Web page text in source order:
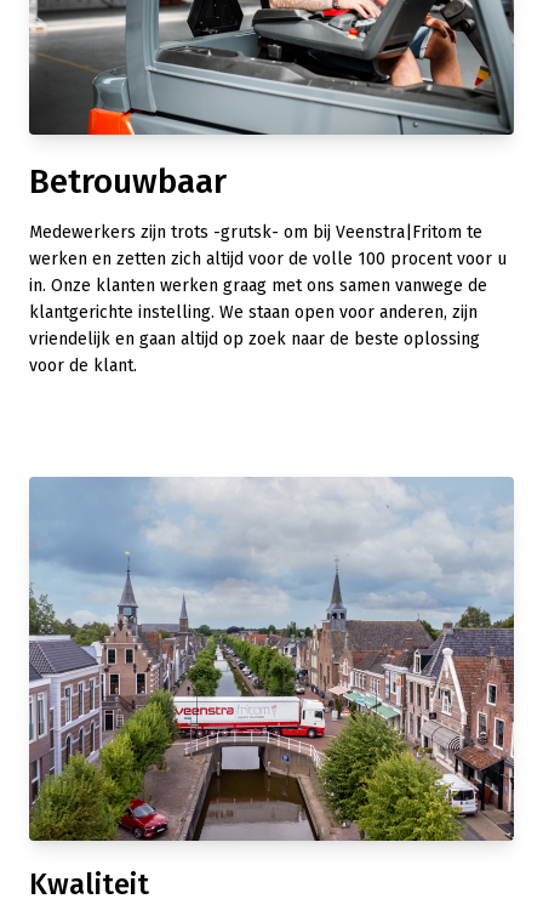
Betrouwbaar
Medewerkers zijn trots -grutsk- om bij Veenstra|Fritom te
werken en zetten zich altijd voor de volle 100 procent voor u
in. Onze klanten werken graag met ons samen vanwege de
klantgerichte instelling. We staan open voor anderen, zijn
vriendelijk en gaan altijd op zoek naar de beste oplossing
voor de klant.
Kwaliteit